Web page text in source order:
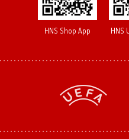
HNS Shop App HNS